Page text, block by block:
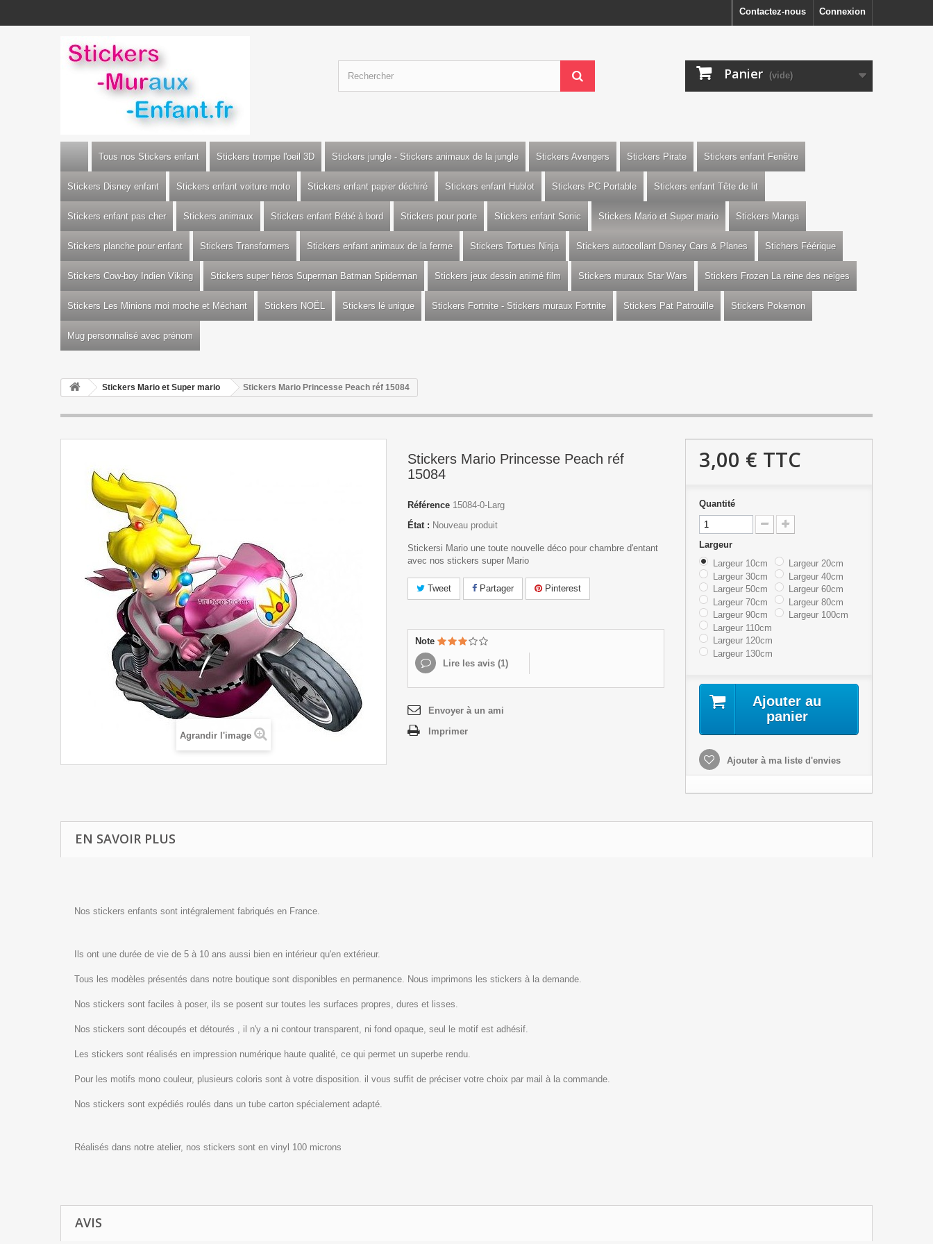
Connexion
Contactez-nous
Panier (vide)
Tous nos Stickers enfant Stickers trompe l'oeil 3D Stickers jungle - Stickers animaux de la jungle Stickers Avengers Stickers Pirate Stickers enfant Fenêtre
Stickers Disney enfant Stickers enfant voiture moto Stickers enfant papier déchiré Stickers enfant Hublot Stickers PC Portable Stickers enfant Tête de lit
Stickers enfant pas cher Stickers animaux Stickers enfant Bébé à bord Stickers pour porte Stickers enfant Sonic Stickers Mario et Super mario Stickers Manga
Stickers planche pour enfant Stickers Transformers Stickers enfant animaux de la ferme Stickers Tortues Ninja Stickers autocollant Disney Cars & Planes Stichers Féérique
Stickers Cow-boy Indien Viking Stickers super héros Superman Batman Spiderman Stickers jeux dessin animé film Stickers muraux Star Wars Stickers Frozen La reine des neiges
Stickers Les Minions moi moche et Méchant Stickers NOËL Stickers lé unique Stickers Fortnite - Stickers muraux Fortnite Stickers Pat Patrouille Stickers Pokemon
Mug personnalisé avec prénom
Stickers Mario et Super mario Stickers Mario Princesse Peach réf 15084
Agrandir l'image
Stickers Mario Princesse Peach réf
15084
Référence 15084-0-Larg
État : Nouveau produit
Stickersi Mario une toute nouvelle déco pour chambre d'entant
avec nos stickers super Mario
Tweet Partager Pinterest
Note
Lire les avis (1)
Envoyer à un ami
Imprimer
3,00 € TTC
Quantité
Largeur
Largeur 10cm
Largeur 20cm
Largeur 30cm
Largeur 40cm
Largeur 50cm
Largeur 60cm
Largeur 70cm
Largeur 80cm
Largeur 90cm
Largeur 100cm
Largeur 110cm
Largeur 120cm
Largeur 130cm
Ajouter au
panier
Ajouter à ma liste d'envies
EN SAVOIR PLUS
Nos stickers enfants sont intégralement fabriqués en France.
Ils ont une durée de vie de 5 à 10 ans aussi bien en intérieur qu'en extérieur.
Tous les modèles présentés dans notre boutique sont disponibles en permanence. Nous imprimons les stickers à la demande.
Nos stickers sont faciles à poser, ils se posent sur toutes les surfaces propres, dures et lisses.
Nos stickers sont découpés et détourés , il n'y a ni contour transparent, ni fond opaque, seul le motif est adhésif.
Les stickers sont réalisés en impression numérique haute qualité, ce qui permet un superbe rendu.
Pour les motifs mono couleur, plusieurs coloris sont à votre disposition. il vous suffit de préciser votre choix par mail à la commande.
Nos stickers sont expédiés roulés dans un tube carton spécialement adapté.
Réalisés dans notre atelier, nos stickers sont en vinyl 100 microns
AVIS